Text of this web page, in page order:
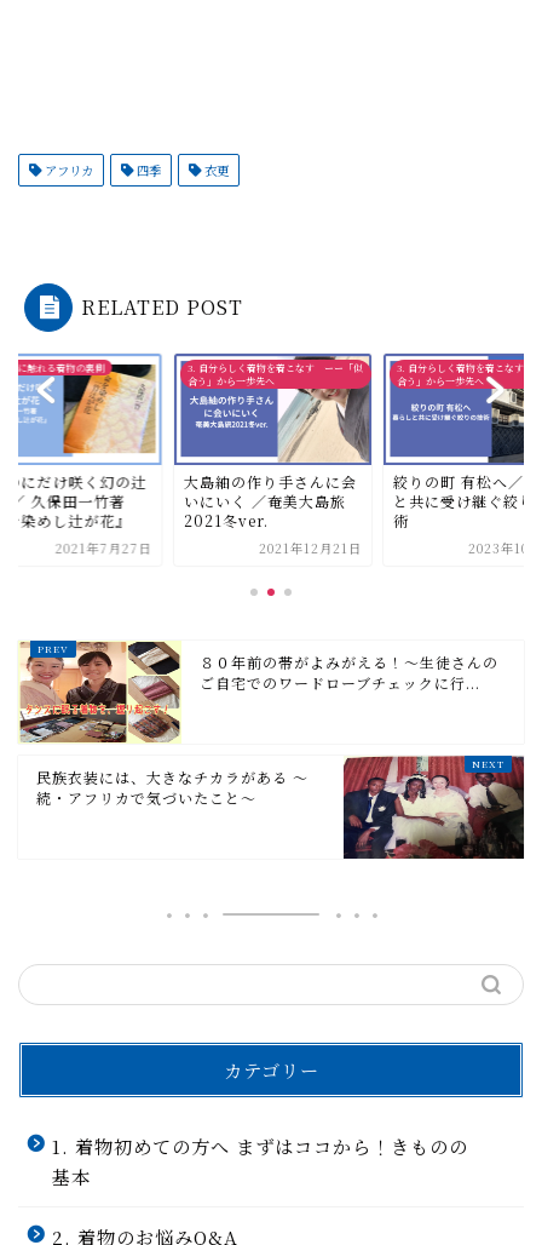
アフリカ 四季 衣更
RELATED POST
らしく着物を着こなす ーー「似
から一歩先へ
紬の作り手さんに会
く ／奄美大島旅
冬ver.
2021年12月21日
3. 自分らしく着物を着こなす ーー「似
合う」から一歩先へ
絞りの町 有松へ／暮らし
と共に受け継ぐ絞りの技
術
2023年10月24日
5. 手仕事に触れる着物の裏側
きものにだけ咲く幻
が花 ／ 久保田一竹
『命を染めし辻が花
2021年7
８０年前の帯がよみがえる！〜生徒さんの
ご自宅でのワードローブチェックに行...
民族衣装には、大きなチカラがある 〜
続・アフリカで気づいたこと〜
カテゴリー
1. 着物初めての方へ まずはココから！きものの
基本
2. 着物のお悩みQ&A